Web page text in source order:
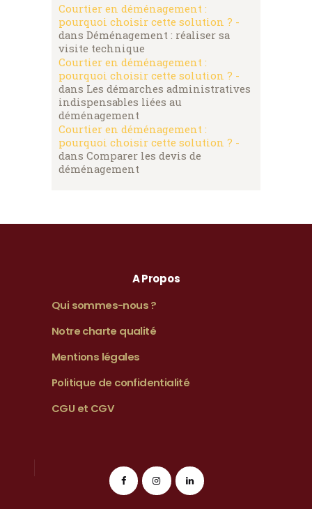
Courtier en déménagement :
pourquoi choisir cette solution ? -
dans Déménagement : réaliser sa
visite technique
Courtier en déménagement :
pourquoi choisir cette solution ? -
dans Les démarches administratives
indispensables liées au
déménagement
Courtier en déménagement :
pourquoi choisir cette solution ? -
dans Comparer les devis de
déménagement
A Propos
Qui sommes-nous ?
Notre charte qualité
Mentions légales
Politique de confidentialité
CGU et CGV